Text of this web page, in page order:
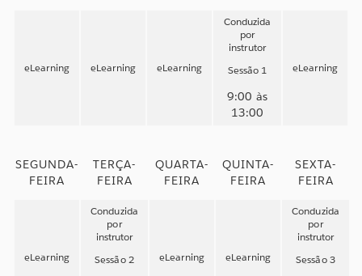
eLearning eLearning eLearning
Conduzida
por
instrutor
Sessão 1
9:00 às
13:00
eLearning
SEGUNDA-
FEIRA
TERÇA-
FEIRA
QUARTA-
FEIRA
QUINTA-
FEIRA
SEXTA-
FEIRA
eLearning
Conduzida
por
instrutor
Sessão 2
eLearning eLearning
Conduzida
por
instrutor
Sessão 3